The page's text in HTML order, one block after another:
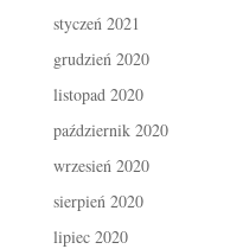
styczeń 2021
grudzień 2020
listopad 2020
październik 2020
wrzesień 2020
sierpień 2020
lipiec 2020